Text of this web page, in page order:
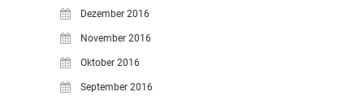
Dezember 2016
November 2016
Oktober 2016
September 2016